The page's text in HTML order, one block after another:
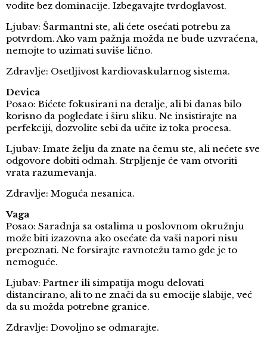
vodite bez dominacije. Izbegavajte tvrdoglavost.
Ljubav: Šarmantni ste, ali ćete osećati potrebu za
potvrdom. Ako vam pažnja možda ne bude uzvraćena,
nemojte to uzimati suviše lično.
Zdravlje: Osetljivost kardiovaskularnog sistema.
Devica
Posao: Bićete fokusirani na detalje, ali bi danas bilo
korisno da pogledate i širu sliku. Ne insistirajte na
perfekciji, dozvolite sebi da učite iz toka procesa.
Ljubav: Imate želju da znate na čemu ste, ali nećete sve
odgovore dobiti odmah. Strpljenje će vam otvoriti
vrata razumevanja.
Zdravlje: Moguća nesanica.
Vaga
Posao: Saradnja sa ostalima u poslovnom okružnju
može biti izazovna ako osećate da vaši napori nisu
prepoznati. Ne forsirajte ravnotežu tamo gde je to
nemoguće.
Ljubav: Partner ili simpatija mogu delovati
distancirano, ali to ne znači da su emocije slabije, već
da su možda potrebne granice.
Zdravlje: Dovoljno se odmarajte.